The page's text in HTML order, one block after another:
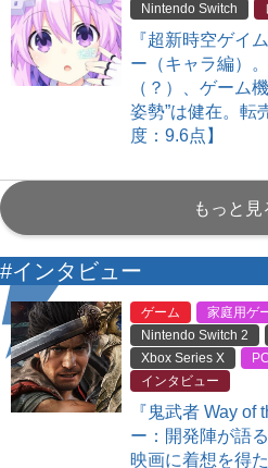
Nintendo Switch
『超新時空ゲイ
ー（キャラ編）
（？）、ゲーム
姿勢”は健在。転
度：9.6点】
もっと見
#インタビュー
ゲーム 家庭用ゲ
Nintendo Switch 2
Xbox Series X
インタビュー
『鬼武者 Way of
ー：開発陣が語
映画に着想を得